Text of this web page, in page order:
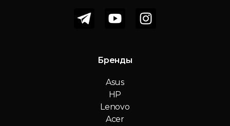
Бренды
Asus
HP
Lenovo
Acer